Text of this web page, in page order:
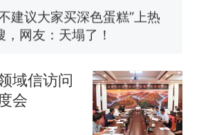
叫停招聘，成立调查组全面
查
建议大家买深色蛋糕”上热
，网友：天塌了！
因老师一句“跟我回家”改写了
生
域信访问
会